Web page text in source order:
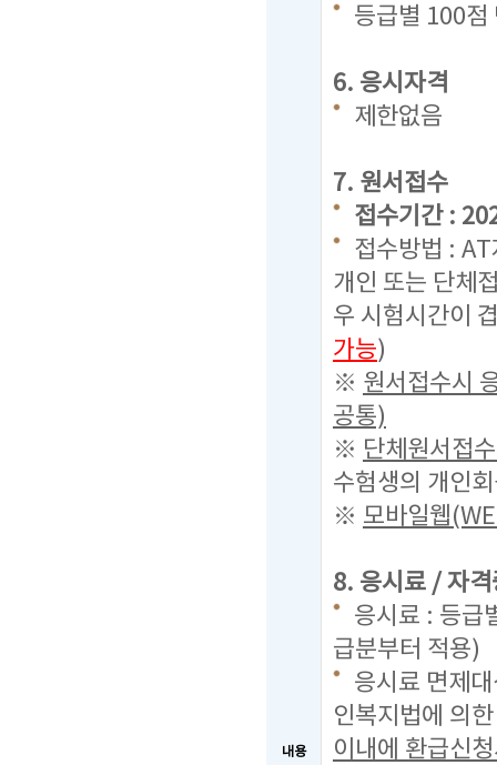
내용
등급별 100점
6. 응시자격
제한없음
7. 원서접수
접수기간 :
접수방법 :
개인 또는 단체
우 시험시간이
가능)
※ 원서접수시
공통)
※ 단체원서접
수험생의 개인
※ 모바일웹
8. 응시료 / 자
응시료 : 등급
급분부터 적용)
응시료 면제
인복지법에 의
이내에 환급신